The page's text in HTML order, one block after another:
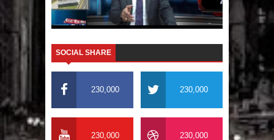
SOCIAL SHARE
230,000 230,000
230,000 230,000